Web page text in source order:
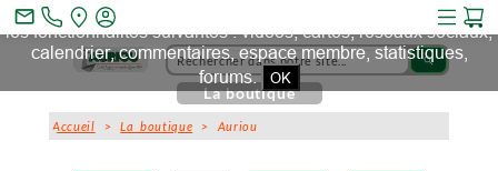
search
La boutique
Accueil >La boutique > Auriou
mail_outline
Ce site et des sites tiers qu'il utilise collectent des cookies pour
les fonctionnalités suivantes : vidéos, cartes, réseaux sociaux,
calendrier, commentaires, espace membre, statistiques,
forums. OK